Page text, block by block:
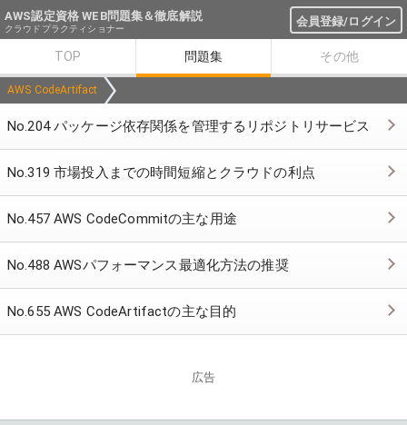
AWS認定資格 WEB問題集＆徹底解説 会員登録/ログイン
クラウドプラクティショナー
TOP 問題集 その他
AWS CodeArtifact
No.204 パッケージ依存関係を管理するリポジトリサービス
No.319 市場投入までの時間短縮とクラウドの利点
No.457 AWS CodeCommitの主な用途
No.488 AWSパフォーマンス最適化方法の推奨
No.655 AWS CodeArtifactの主な目的
広告